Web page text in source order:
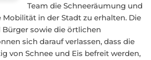
Team die Schneeräumung und
Mobilität in der Stadt zu erhalten. Die
sowie die örtlichen
sich darauf verlassen, dass die
von Schnee und Eis befreit werden,